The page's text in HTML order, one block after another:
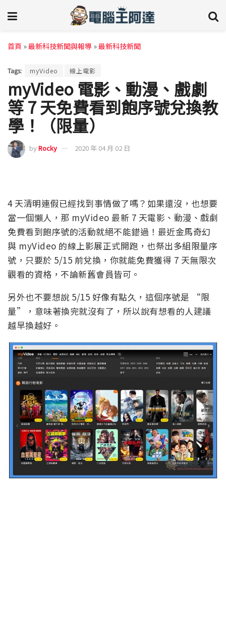
首頁 »最新科技新聞與報導 »最新科技新聞
Tags: myVideo 線上電影
myVideo 電影、動漫、戲劇
等 7 天免費看到飽序號兌換教
學！（限量）
byRocky 2020 年 04 月 02 日
4 天清明連假已經找到事情做了嗎？如果還沒，也想要
當一個懶人，那 myVideo 最新 7 天電影、動漫、戲劇
免費看到飽序號的活動就絕不能錯過！最近金馬奇幻
與 myVideo 的線上影展正式開跑，也祭出多組限量序
號，只要於 5/15 前兌換，你就能免費獲得 7 天無限次
觀看的資格，不論新舊會員皆可。
另外也不要想說 5/15 好像有點久，這個序號是 “限
量”，意味著換完就沒有了，所以說有想看的人建議
越早換越好。